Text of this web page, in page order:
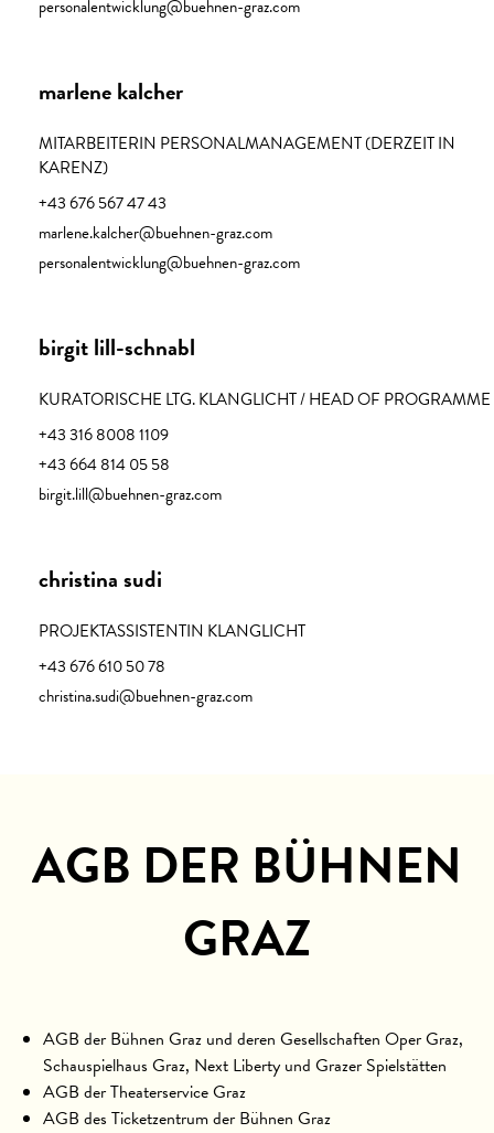
personalentwicklung@buehnen-graz.com
marlene kalcher
MITARBEITERIN PERSONALMANAGEMENT (DERZEIT IN
KARENZ)
+43 676 567 47 43
marlene.kalcher@buehnen-graz.com
personalentwicklung@buehnen-graz.com
birgit lill-schnabl
KURATORISCHE LTG. KLANGLICHT / HEAD OF PROGRAMME
+43 316 8008 1109
+43 664 814 05 58
birgit.lill@buehnen-graz.com
christina sudi
PROJEKTASSISTENTIN KLANGLICHT
+43 676 610 50 78
christina.sudi@buehnen-graz.com
AGB DER BÜHNEN
GRAZ
AGB der Bühnen Graz und deren Gesellschaften Oper Graz,
Schauspielhaus Graz, Next Liberty und Grazer Spielstätten
AGB der Theaterservice Graz
AGB des Ticketzentrum der Bühnen Graz